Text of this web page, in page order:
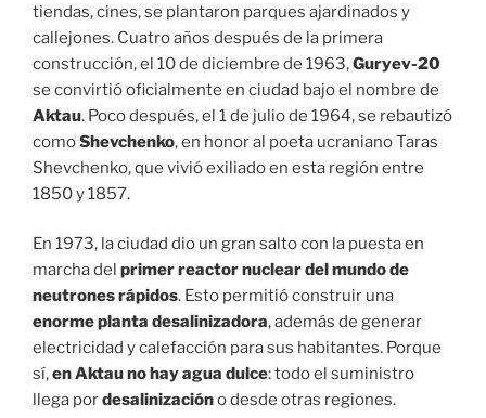
tiendas, cines, se plantaron parques ajardinados y
callejones. Cuatro años después de la primera
construcción, el 10 de diciembre de 1963,Guryev-20
se convirtió oficialmente en ciudad bajo el nombre de
Aktau. Poco después, el 1 de julio de 1964, se rebautizó
comoShevchenko, en honor al poeta ucraniano Taras
Shevchenko, que vivió exiliado en esta región entre
1850 y 1857.
En 1973, la ciudad dio un gran salto con la puesta en
marcha del primer reactor nuclear del mundo de
neutrones rápidos. Esto permitió construir una
enorme planta desalinizadora, además de generar
electricidad y calefacción para sus habitantes. Porque
sí,en Aktau no hay agua dulce: todo el suministro
llega pordesalinizacióno desde otras regiones.